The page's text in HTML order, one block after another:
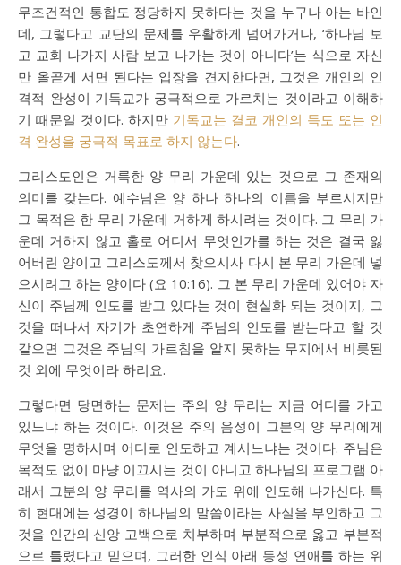
무조건적인 통합도 정당하지 못하다는 것을 누구나 아는 바인
데, 그렇다고 교단의 문제를 우활하게 넘어가거나, ‘하나님 보
고 교회 나가지 사람 보고 나가는 것이 아니다’는 식으로 자신
만 올곧게 서면 된다는 입장을 견지한다면, 그것은 개인의 인
격적 완성이 기독교가 궁극적으로 가르치는 것이라고 이해하
기 때문일 것이다. 하지만 기독교는 결코 개인의 득도 또는 인
격 완성을 궁극적 목표로 하지 않는다.
그리스도인은 거룩한 양 무리 가운데 있는 것으로 그 존재의
의미를 갖는다. 예수님은 양 하나 하나의 이름을 부르시지만
그 목적은 한 무리 가운데 거하게 하시려는 것이다. 그 무리 가
운데 거하지 않고 홀로 어디서 무엇인가를 하는 것은 결국 잃
어버린 양이고 그리스도께서 찾으시사 다시 본 무리 가운데 넣
으시려고 하는 양이다 (요 10:16). 그 본 무리 가운데 있어야 자
신이 주님께 인도를 받고 있다는 것이 현실화 되는 것이지, 그
것을 떠나서 자기가 초연하게 주님의 인도를 받는다고 할 것
같으면 그것은 주님의 가르침을 알지 못하는 무지에서 비롯된
것 외에 무엇이라 하리요.
그렇다면 당면하는 문제는 주의 양 무리는 지금 어디를 가고
있느냐 하는 것이다. 이것은 주의 음성이 그분의 양 무리에게
무엇을 명하시며 어디로 인도하고 계시느냐는 것이다. 주님은
목적도 없이 마냥 이끄시는 것이 아니고 하나님의 프로그램 아
래서 그분의 양 무리를 역사의 가도 위에 인도해 나가신다. 특
히 현대에는 성경이 하나님의 말씀이라는 사실을 부인하고 그
것을 인간의 신앙 고백으로 치부하며 부분적으로 옳고 부분적
으로 틀렸다고 믿으며, 그러한 인식 아래 동성 연애를 하는 위